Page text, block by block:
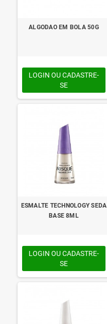
ALGODAO EM BOLA 50G
LOGIN OU CADASTRE-
SE
ESMALTE TECHNOLOGY SEDA
BASE 8ML
LOGIN OU CADASTRE-
SE